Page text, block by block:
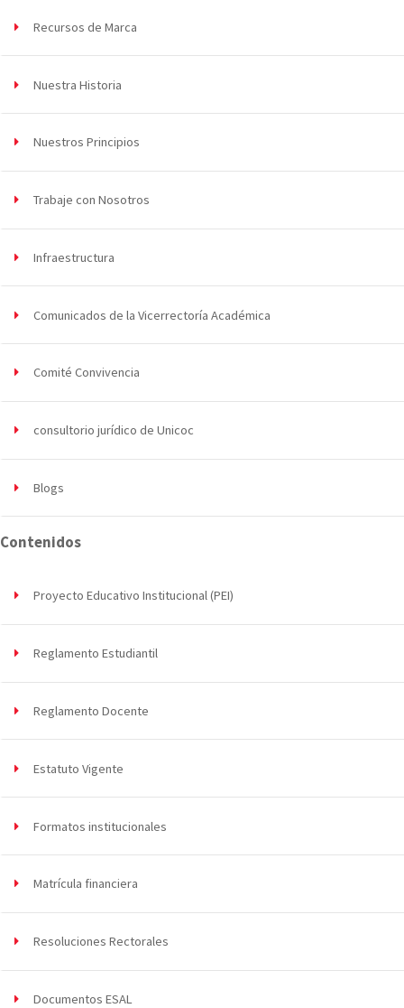
Recursos de Marca
Nuestra Historia
Nuestros Principios
Trabaje con Nosotros
Infraestructura
Comunicados de la Vicerrectoría Académica
Comité Convivencia
consultorio jurídico de Unicoc
Blogs
Contenidos
Proyecto Educativo Institucional (PEI)
Reglamento Estudiantil
Reglamento Docente
Estatuto Vigente
Formatos institucionales
Matrícula financiera
Resoluciones Rectorales
Documentos ESAL